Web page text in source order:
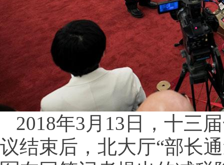
2018年3月13日，十三
议结束后，北大厅“部长